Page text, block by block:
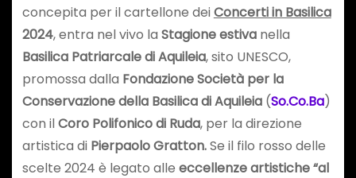
concepita per il cartellone deiConcerti in Basilica
2024, entra nel vivo la Stagione estivanella
Basilica Patriarcale di Aquileia, sito UNESCO,
promossa dalla Fondazione Società per la
Conservazione della Basilica di Aquileia(So.Co.Ba)
con ilCoro Polifonico di Ruda, per la direzione
artistica di Pierpaolo Gratton.Se il filo rosso delle
scelte 2024 è legato alle eccellenze artistiche “al